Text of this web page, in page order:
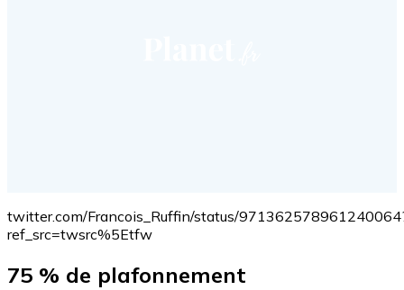
twitter.com/Francois_Ruffin/status/
ref_src=twsrc%5Etfw
75 % de plafonnement